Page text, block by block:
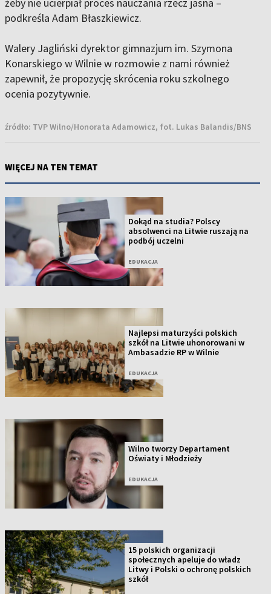
żeby nie ucierpiał proces nauczania rzecz jasna –
podkreśla Adam Błaszkiewicz.
Walery Jagliński dyrektor gimnazjum im. Szymona
Konarskiego w Wilnie w rozmowie z nami również
zapewnił, że propozycję skrócenia roku szkolnego
ocenia pozytywnie.
źródło: TVP Wilno/Honorata Adamowicz, fot. Lukas Balandis/BNS
WIĘCEJ NA TEN TEMAT
Dokąd na studia? Polscy
absolwenci na Litwie ruszają na
podbój uczelni
EDUKACJA
Najlepsi maturzyści polskich
szkół na Litwie uhonorowani w
Ambasadzie RP w Wilnie
EDUKACJA
Wilno tworzy Departament
Oświaty i Młodzieży
EDUKACJA
15 polskich organizacji
społecznych apeluje do władz
Litwy i Polski o ochronę polskich
szkół